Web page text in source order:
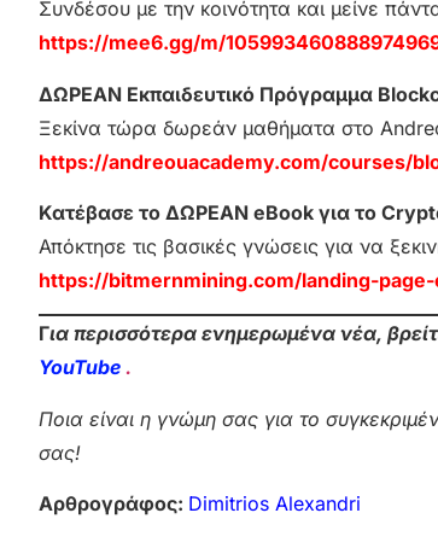
Συνδέσου με την κοινότητα και μείνε
https://mee6.gg/m/
ΔΩΡΕΑΝ Εκπαιδευτικό Πρόγραμμα
Ξεκίνα τώρα δωρεάν μαθήματα στο
https://andreouacademy.com/courses/
Κατέβασε το ΔΩΡΕΑΝ eBook για το
Απόκτησε τις βασικές γνώσεις για να
https://bitmernmining.com/landing-
Για περισσότερα ενημερωμένα νέα,
YouTube .
Ποια είναι η γνώμη σας για το
σας!
Αρθρογράφος: Dimitrios Alexandri